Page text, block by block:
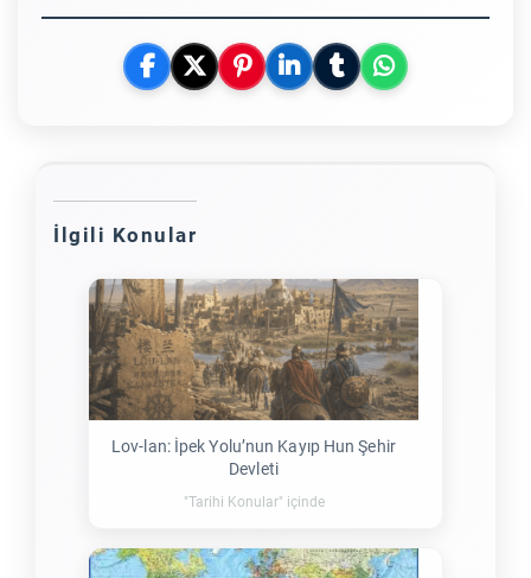
İlgili Konular
Lov-lan: İpek Yolu’nun Kayıp Hun Şehir
Devleti
"Tarihi Konular" içinde